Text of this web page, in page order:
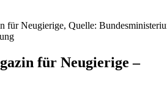
für Neugierige, Quelle:
für Neugierige –